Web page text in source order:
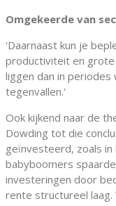
Omgekeerde van
'Daarnaast kun je
productiviteit en
liggen dan in
tegenvallen.'
Ook kijkend naar de
Dowding tot die
geïnvesteerd, zoals
babyboomers
investeringen door
rente structureel laag.